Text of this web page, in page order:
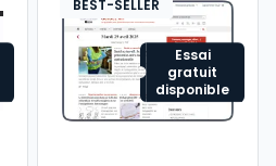
Essai
gratuit
disponible
BEST-SELLER